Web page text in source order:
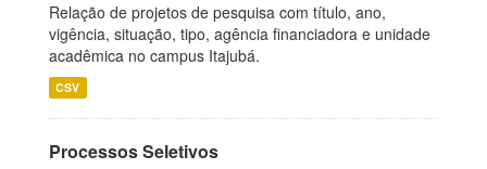
Relação de projetos de pesquisa com título, ano,
vigência, situação, tipo, agência financiadora e unidade
acadêmica no campus Itajubá.
CSV
Processos Seletivos